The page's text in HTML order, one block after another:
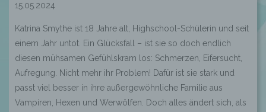
15.05.2024
Katrina Smythe ist 18 Jahre alt, Highschool-Schülerin und seit
einem Jahr untot. Ein Glücksfall – ist sie so doch endlich
diesen mühsamen Gefühlskram los: Schmerzen, Eifersucht,
Aufregung. Nicht mehr ihr Problem! Dafür ist sie stark und
passt viel besser in ihre außergewöhnliche Familie aus
Vampiren, Hexen und Werwölfen. Doch alles ändert sich, als